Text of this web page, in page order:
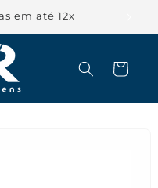
em até 12x
Carrinho